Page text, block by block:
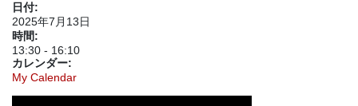
日付:
2025年7月13日
時間:
13:30 - 16:10
カレンダー:
My Calendar